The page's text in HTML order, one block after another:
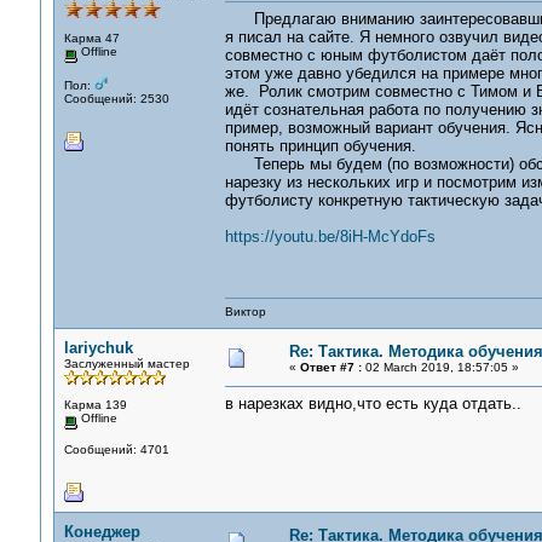
Карма 47
Offline
Пол:
Сообщений: 2530
Предлагаю вниманию
я писал на сайте. Я немного озвучил
совместно с юным футболистом даёт
этом уже давно убедился на примере
же. Ролик смотрим совместно с Тимом и
идёт сознательная работа по получению
пример, возможный вариант обучения.
понять принцип обучения.
Теперь мы будем (по возможности)
нарезку из нескольких игр и посмотрим
футболисту конкретную тактическую
https://youtu.be/8iH-McYdoFs
Виктор
lariychuk
Заслуженный мастер
Карма 139
Offline
Сообщений: 4701
Re: Тактика. Методика обучения
« Ответ #7 :02 March 2019, 18:57:05 »
в нарезках видно,что есть куда отдать..
Конеджер Re: Тактика. Методика обучения